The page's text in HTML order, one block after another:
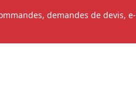
demandes de devis,